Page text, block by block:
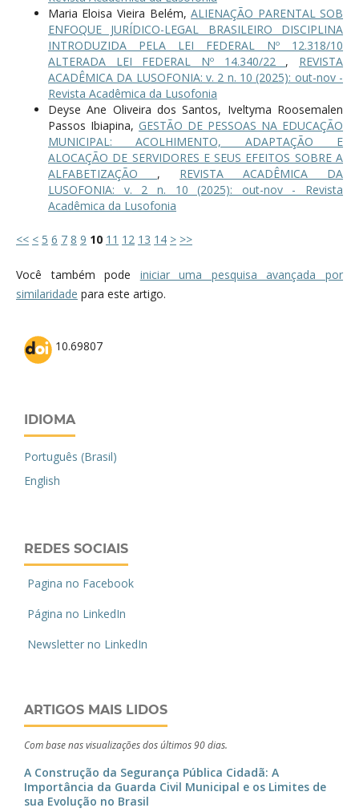
Maria Eloisa Vieira Belém,ALIENAÇÃO PARENTAL SOB
ENFOQUE JURÍDICO-LEGAL BRASILEIRO DISCIPLINA
INTRODUZIDA PELA LEI FEDERAL Nº 12.318/10
ALTERADA LEI FEDERAL Nº 14.340/22 , REVISTA
ACADÊMICA DA LUSOFONIA: v. 2 n. 10 (2025): out-nov -
Revista Acadêmica da Lusofonia
Deyse Ane Oliveira dos Santos, Iveltyma Roosemalen
Passos Ibiapina, GESTÃO DE PESSOAS NA EDUCAÇÃO
MUNICIPAL: ACOLHIMENTO, ADAPTAÇÃO E
ALOCAÇÃO DE SERVIDORES E SEUS EFEITOS SOBRE A
ALFABETIZAÇÃO , REVISTA ACADÊMICA DA
LUSOFONIA: v. 2 n. 10 (2025): out-nov - Revista
Acadêmica da Lusofonia
<< < 5 6 7 8 9 10 11 12 13 14 > >>
Você também pode iniciar uma pesquisa avançada por
similaridade para este artigo.
10.69807
IDIOMA
Português (Brasil)
English
REDES SOCIAIS
Pagina no Facebook
Página no LinkedIn
Newsletter no LinkedIn
ARTIGOS MAIS LIDOS
Com base nas visualizações dos últimos 90 dias.
A Construção da Segurança Pública Cidadã: A
Importância da Guarda Civil Municipal e os Limites de
sua Evolução no Brasil